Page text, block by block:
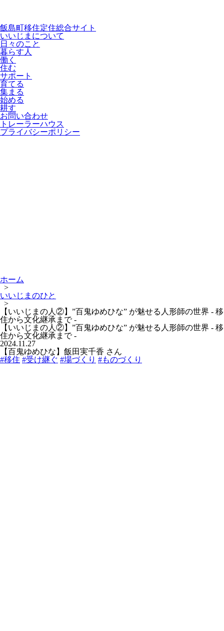
飯島町移住定住総合サイト
いいじまについて
日々のこと
暮らす人
働く
住む
サポート
育てる
集まる
始める
耕す
お問い合わせ
トレーラーハウス
プライバシーポリシー
ホーム
>
いいじまのひと
>
【いいじまの人②】”百鬼ゆめひな” が魅せる人形師の世界 - 移
住から文化継承まで -
【いいじまの人②】”百鬼ゆめひな” が魅せる人形師の世界 - 移
住から文化継承まで -
2024.11.27
【百鬼ゆめひな】飯田実千香 さん
#移住 #受け継ぐ #場づくり #ものづくり